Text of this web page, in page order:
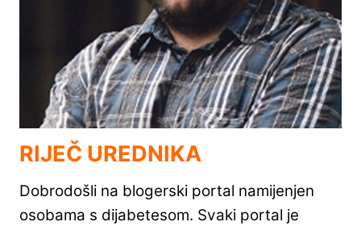
RIJEČ UREDNIKA
Dobrodošli na blogerski portal namijenjen
osobama s dijabetesom. Svaki portal je